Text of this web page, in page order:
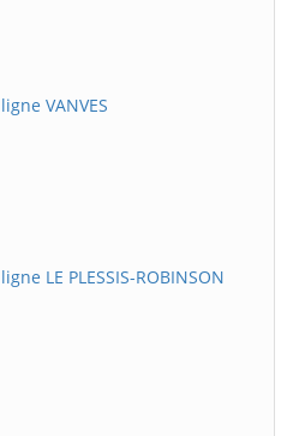
VANVES
LE PLESSIS-ROBINSON